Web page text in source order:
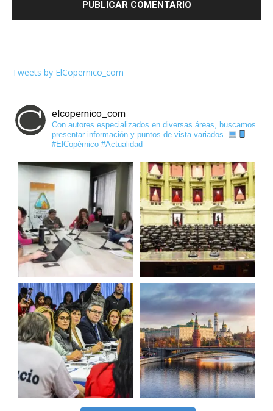
Tweets by ElCopernico_com
elcopernico_com
Con autores especializados en diversas áreas, buscamos
presentar información y puntos de vista variados.
#ElCopérnico #Actualidad